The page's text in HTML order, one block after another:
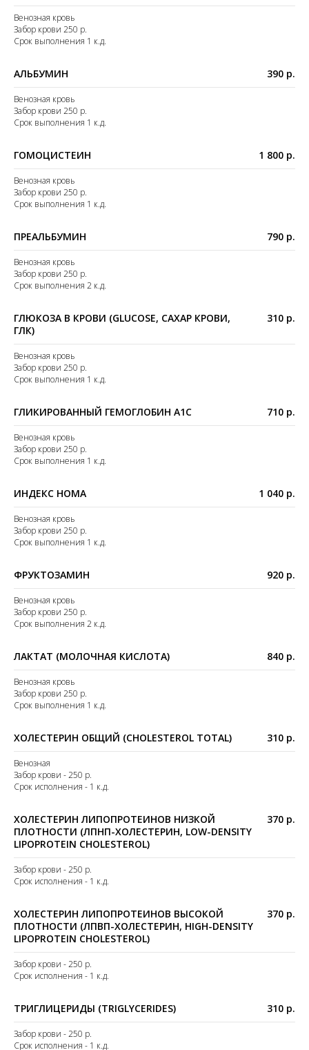
Венозная кровь
Забор крови 250 р.
Срок выполнения 1 к.д.
АЛЬБУМИН 390 р.
Венозная кровь
Забор крови 250 р.
Срок выполнения 1 к.д.
ГОМОЦИСТЕИН 1 800 р.
Венозная кровь
Забор крови 250 р.
Срок выполнения 1 к.д.
ПРЕАЛЬБУМИН 790 р.
Венозная кровь
Забор крови 250 р.
Срок выполнения 2 к.д.
ГЛЮКОЗА В КРОВИ (GLUCOSE, САХАР КРОВИ,
ГЛК)
310 р.
Венозная кровь
Забор крови 250 р.
Срок выполнения 1 к.д.
ГЛИКИРОВАННЫЙ ГЕМОГЛОБИН А1С 710 р.
Венозная кровь
Забор крови 250 р.
Срок выполнения 1 к.д.
ИНДЕКС HOMA 1 040 р.
Венозная кровь
Забор крови 250 р.
Срок выполнения 1 к.д.
ФРУКТОЗАМИН 920 р.
Венозная кровь
Забор крови 250 р.
Срок выполнения 2 к.д.
ЛАКТАТ (МОЛОЧНАЯ КИСЛОТА) 840 р.
Венозная кровь
Забор крови 250 р.
Срок выполнения 1 к.д.
ХОЛЕСТЕРИН ОБЩИЙ (CHOLESTEROL TOTAL) 310 р.
Венозная
Забор крови - 250 р.
Срок исполнения - 1 к.д.
ХОЛЕСТЕРИН ЛИПОПРОТЕИНОВ НИЗКОЙ
ПЛОТНОСТИ (ЛПНП-ХОЛЕСТЕРИН, LOW-DENSITY
LIPOPROTEIN CHOLESTEROL)
370 р.
Забор крови - 250 р.
Срок исполнения - 1 к.д.
ХОЛЕСТЕРИН ЛИПОПРОТЕИНОВ ВЫСОКОЙ
ПЛОТНОСТИ (ЛПВП-ХОЛЕСТЕРИН, HIGH-DENSITY
LIPOPROTEIN CHOLESTEROL)
370 р.
Забор крови - 250 р.
Срок исполнения - 1 к.д.
ТРИГЛИЦЕРИДЫ (TRIGLYCERIDES) 310 р.
Забор крови - 250 р.
Срок исполнения - 1 к.д.